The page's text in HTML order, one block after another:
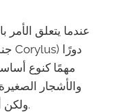
عندما يتعلق الأمر
مهمًا كنوع
والأشجار
ولكن أيضًا لدورها الأساسي في النظام البيئي.